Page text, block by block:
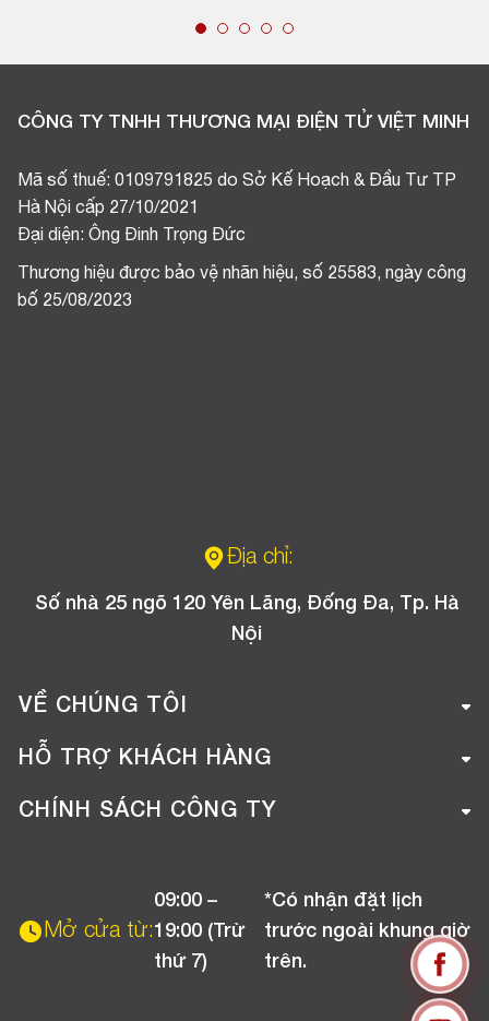
CÔNG TY TNHH THƯƠNG MẠI ĐIỆN TỬ VIỆT MINH
Mã số thuế: 0109791825 do Sở Kế Hoạch & Đầu Tư TP
Hà Nội cấp 27/10/2021
Đại diện: Ông Đinh Trọng Đức
Thương hiệu được bảo vệ nhãn hiệu, số 25583, ngày công
bố 25/08/2023
Địa chỉ:
Số nhà 25 ngõ 120 Yên Lãng, Đống Đa, Tp. Hà
Nội
VỀ CHÚNG TÔI
Giới thiệu công ty
Tuyển dụng
HỖ TRỢ KHÁCH HÀNG
Hướng dẫn mua hàng online
Chương trình khuyến mãi
CHÍNH SÁCH CÔNG TY
Chính sách bảo hành
Mở cửa từ:
09:00 –
19:00 (Trừ
thứ 7)
*Có nhận đặt lịch
trước ngoài khung giờ
trên.